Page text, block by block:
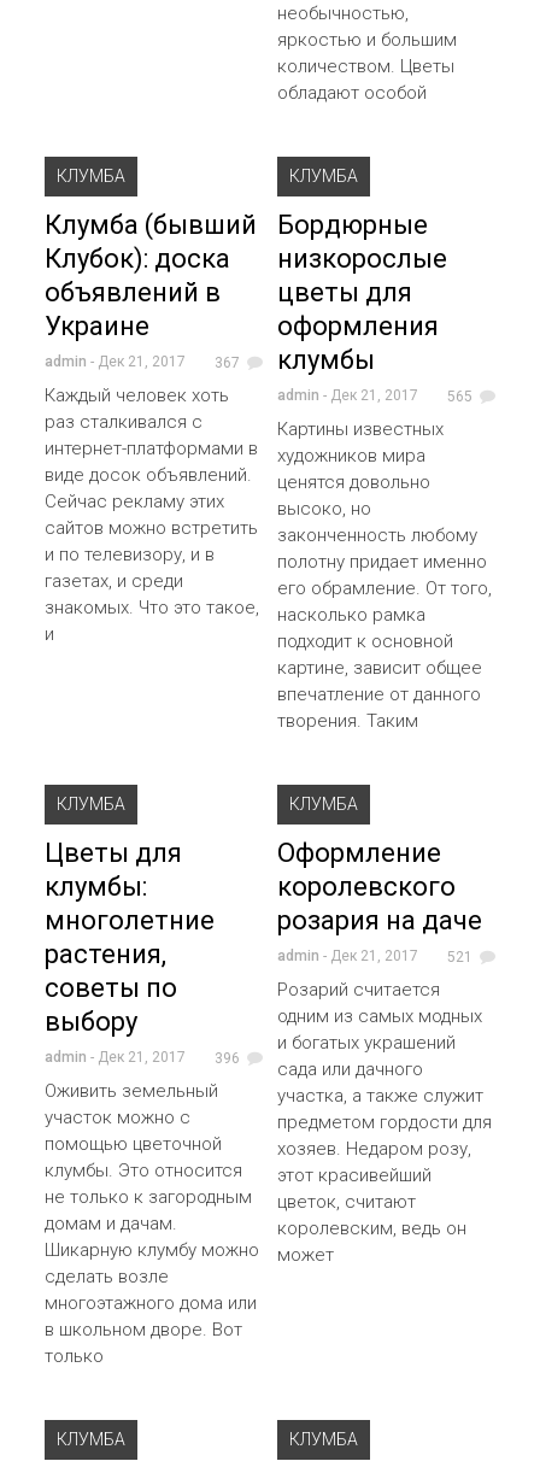
необычностью,
яркостью и большим
количеством. Цветы
обладают особой
КЛУМБА
Клумба (бывший
Клубок): доска
объявлений в
Украине
admin - Дек 21, 2017 367
Каждый человек хоть
раз сталкивался с
интернет-платформами в
виде досок объявлений.
Сейчас рекламу этих
сайтов можно встретить
и по телевизору, и в
газетах, и среди
знакомых. Что это такое,
и
КЛУМБА
Бордюрные
низкорослые
цветы для
оформления
клумбы
admin - Дек 21, 2017 565
Картины известных
художников мира
ценятся довольно
высоко, но
законченность любому
полотну придает именно
его обрамление. От того,
насколько рамка
подходит к основной
картине, зависит общее
впечатление от данного
творения. Таким
КЛУМБА
Цветы для
клумбы:
многолетние
растения,
советы по
выбору
admin - Дек 21, 2017 396
Оживить земельный
участок можно с
помощью цветочной
клумбы. Это относится
не только к загородным
домам и дачам.
Шикарную клумбу можно
сделать возле
многоэтажного дома или
в школьном дворе. Вот
только
КЛУМБА
Оформление
королевского
розария на даче
admin - Дек 21, 2017 521
Розарий считается
одним из самых модных
и богатых украшений
сада или дачного
участка, а также служит
предметом гордости для
хозяев. Недаром розу,
этот красивейший
цветок, считают
королевским, ведь он
может
КЛУМБА КЛУМБА